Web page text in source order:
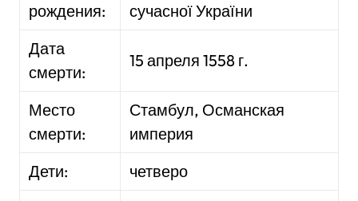
рождения:
сучасної України
Дата
смерти:
15 апреля 1558 г.
Место
смерти:
Стамбул, Османская
империя
Дети:
четверо